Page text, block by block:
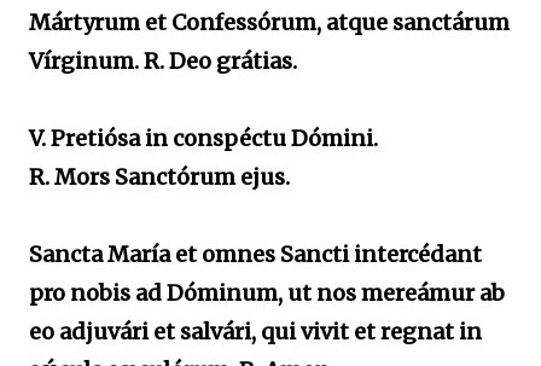
Mártyrum et Confessórum, atque sanctárum
Vírginum. R. Deo grátias.
V. Pretiósa in conspéctu Dómini.
R. Mors Sanctórum ejus.
Sancta María et omnes Sancti intercédant
pro nobis ad Dóminum, ut nos mereámur ab
eo adjuvári et salvári, qui vivit et regnat in